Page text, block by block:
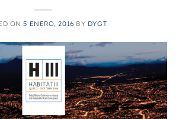
ON5 ENERO, 2016 BY DYGT